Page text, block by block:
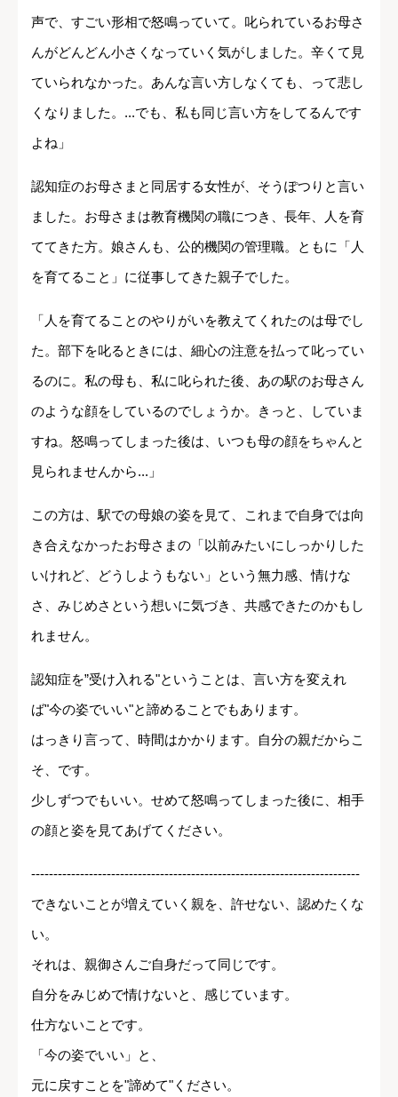
声で、すごい形相で怒鳴っていて。叱られているお母さ
んがどんどん小さくなっていく気がしました。辛くて見
ていられなかった。あんな言い方しなくても、って悲し
くなりました。...でも、私も同じ言い方をしてるんです
よね」
認知症のお母さまと同居する女性が、そうぽつりと言い
ました。お母さまは教育機関の職につき、長年、人を育
ててきた方。娘さんも、公的機関の管理職。ともに「人
を育てること」に従事してきた親子でした。
「人を育てることのやりがいを教えてくれたのは母でし
た。部下を叱るときには、細心の注意を払って叱ってい
るのに。私の母も、私に叱られた後、あの駅のお母さん
のような顔をしているのでしょうか。きっと、していま
すね。怒鳴ってしまった後は、いつも母の顔をちゃんと
見られませんから...」
この方は、駅での母娘の姿を見て、これまで自身では向
き合えなかったお母さまの「以前みたいにしっかりした
いけれど、どうしようもない」という無力感、情けな
さ、みじめさという想いに気づき、共感できたのかもし
れません。
認知症を”受け入れる"ということは、言い方を変えれ
ば"今の姿でいい"と諦めることでもあります。
はっきり言って、時間はかかります。自分の親だからこ
そ、です。
少しずつでもいい。せめて怒鳴ってしまった後に、相手
の顔と姿を見てあげてください。
--------------------------------------------------------------------------
できないことが増えていく親を、許せない、認めたくな
い。
それは、親御さんご自身だって同じです。
自分をみじめで情けないと、感じています。
仕方ないことです。
「今の姿でいい」と、
元に戻すことを"諦めて"ください。